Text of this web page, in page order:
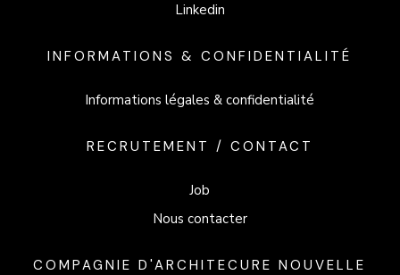
Linkedin
INFORMATIONS & CONFIDENTIALITÉ
Informations légales & confidentialité
RECRUTEMENT / CONTACT
Job
Nous contacter
COMPAGNIE D'ARCHITECURE NOUVELLE